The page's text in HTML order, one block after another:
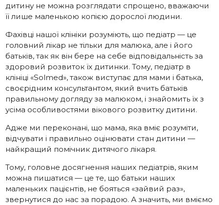
дитину не можна розглядати спрощено, вважаючи
її лише маленькою копією дорослої людини.
Фахівці нашої клініки розуміють, що педіатр — це
головний лікар не тільки для малюка, але і його
батьків, так як він бере на себе відповідальність за
здоровий розвиток їх дитинки. Тому, педіатр в
клініці «Solmed», також виступає для мами і батька,
своєрідним консультантом, який вчить батьків
правильному догляду за малюком, і знайомить їх з
усіма особливостями вікового розвитку дитини.
Адже ми переконані, що мама, яка вміє розуміти,
відчувати і правильно оцінювати стан дитини —
найкращий помічник дитячого лікаря.
Тому, головне досягнення наших педіатрів, яким
можна пишатися — це те, що батьки наших
маленьких пацієнтів, не бояться «зайвий раз»,
звернутися до нас за порадою. А значить, ми вміємо